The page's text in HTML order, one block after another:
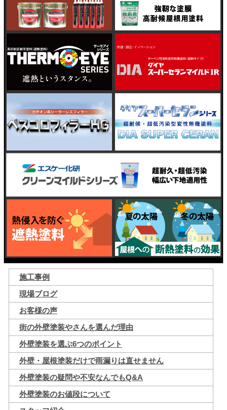
施工事例
現場ブログ
お客様の声
街の外壁塗装やさんを選んだ理由
外壁塗装を選ぶ6つのポイント
外壁・屋根塗装だけで雨漏りは直せません
外壁塗装の疑問や不安なんでもQ&A
外壁塗装のお値段について